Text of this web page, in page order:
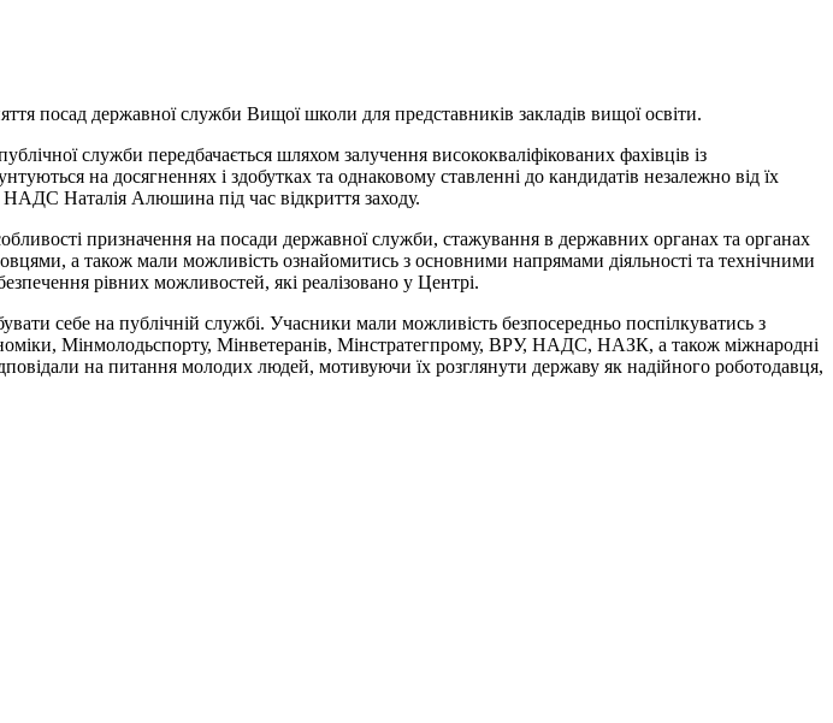
посад державної служби Вищої школи для представників закладів вищої освіти.
служби передбачається шляхом залучення висококваліфікованих фахівців із
на досягненнях і здобутках та однаковому ставленні до кандидатів незалежно від їх
НАДС Наталія Алюшина під час відкриття заходу.
призначення на посади державної служби, стажування в державних органах та органах
а також мали можливість ознайомитись з основними напрямами діяльності та технічними
рівних можливостей, які реалізовано у Центрі.
себе на публічній службі. Учасники мали можливість безпосередньо поспілкуватись з
Мінмолодьспорту, Мінветеранів, Мінстратегпрому, ВРУ, НАДС, НАЗК, а також міжнародні
на питання молодих людей, мотивуючи їх розглянути державу як надійного роботодавця,